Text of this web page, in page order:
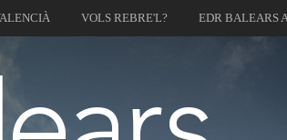
VOLS REBRE'L? EDR BALEARS